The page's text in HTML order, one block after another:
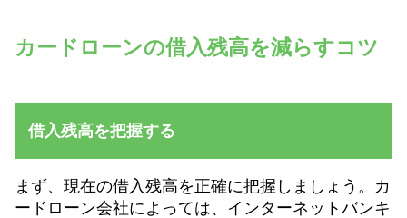
カードローンの借入残高を減らすコツ
借入残高を把握する
まず、現在の借入残高を正確に把握しましょう。カ
ードローン会社によっては、インターネットバンキ